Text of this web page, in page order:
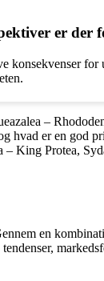
er der
–
hvad er en god
– King Protea,
en